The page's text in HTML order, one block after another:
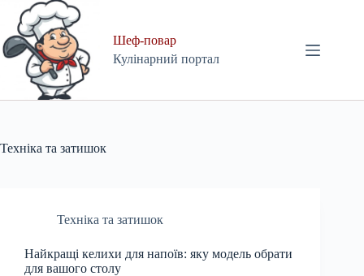
content
Шеф-повар
Кулінарний портал
Техніка та затишок
Техніка та затишок
Найкращі келихи для напоїв: яку модель обрати
для вашого столу